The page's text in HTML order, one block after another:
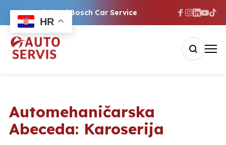
Ovlašteni Bosch Car Service
Automehaničarska
Abeceda: Karoserija
HR